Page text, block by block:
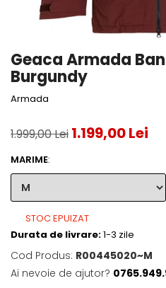
Accesorii tenis
Accesorii teren tenis
Testeaza rachete
Geaca Armada
Burgundy
Armada
1.999,00 Lei 1.199,00 Lei
MARIME:
STOC EPUIZAT
Durata de livrare:1-3 zile
Cod Produs: R00445020~M
Ai nevoie de ajutor?